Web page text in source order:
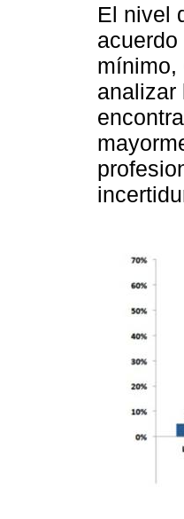
El nivel
mínimo,
analizar